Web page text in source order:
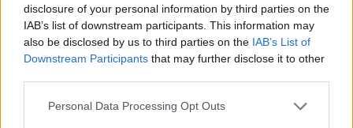
disclosure of your personal information by third parties on the
IAB’s list of downstream participants. This information may
also be disclosed by us to third parties on the IAB’s List of
Downstream Participants that may further disclose it to other
Personal Data Processing Opt Outs
πουλάω το σώμα μου και να βρίσκομαι σε
καταστάσεις που αρχικά δεν επιθυμώ. Κατά
δεύτερον, δε μου αρέσουν οι άνθρωποι που
εκμεταλλεύονται τους ανθρώπους.